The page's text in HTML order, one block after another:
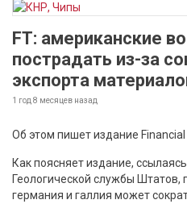
FT: американские
пострадать из-за
экспорта
1 год 8 месяцев назад
Об этом пишет издание Financial
Как поясняет издание,
Геологической службы Штатов,
германия и галлия может